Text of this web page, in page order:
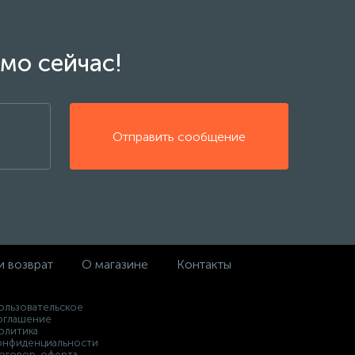
сейчас!
Отправить сообщение
возврат О магазине Контакты